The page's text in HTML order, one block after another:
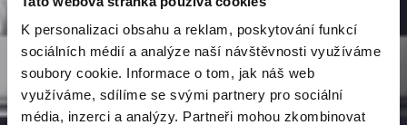
K personalizaci obsahu a reklam, poskytování funkcí
sociálních médií a analýze naší návštěvnosti využíváme
soubory cookie. Informace o tom, jak náš web
využíváme, sdílíme se svými partnery pro sociální
média, inzerci a analýzy. Partneři mohou zkombinovat